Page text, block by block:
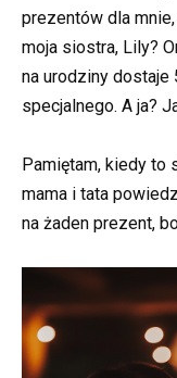
prezentów dla
moja siostra, Lily?
na urodziny dostaje
specjalnego. A ja?
Pamiętam, kiedy to
mama i tata
na żaden prezent,